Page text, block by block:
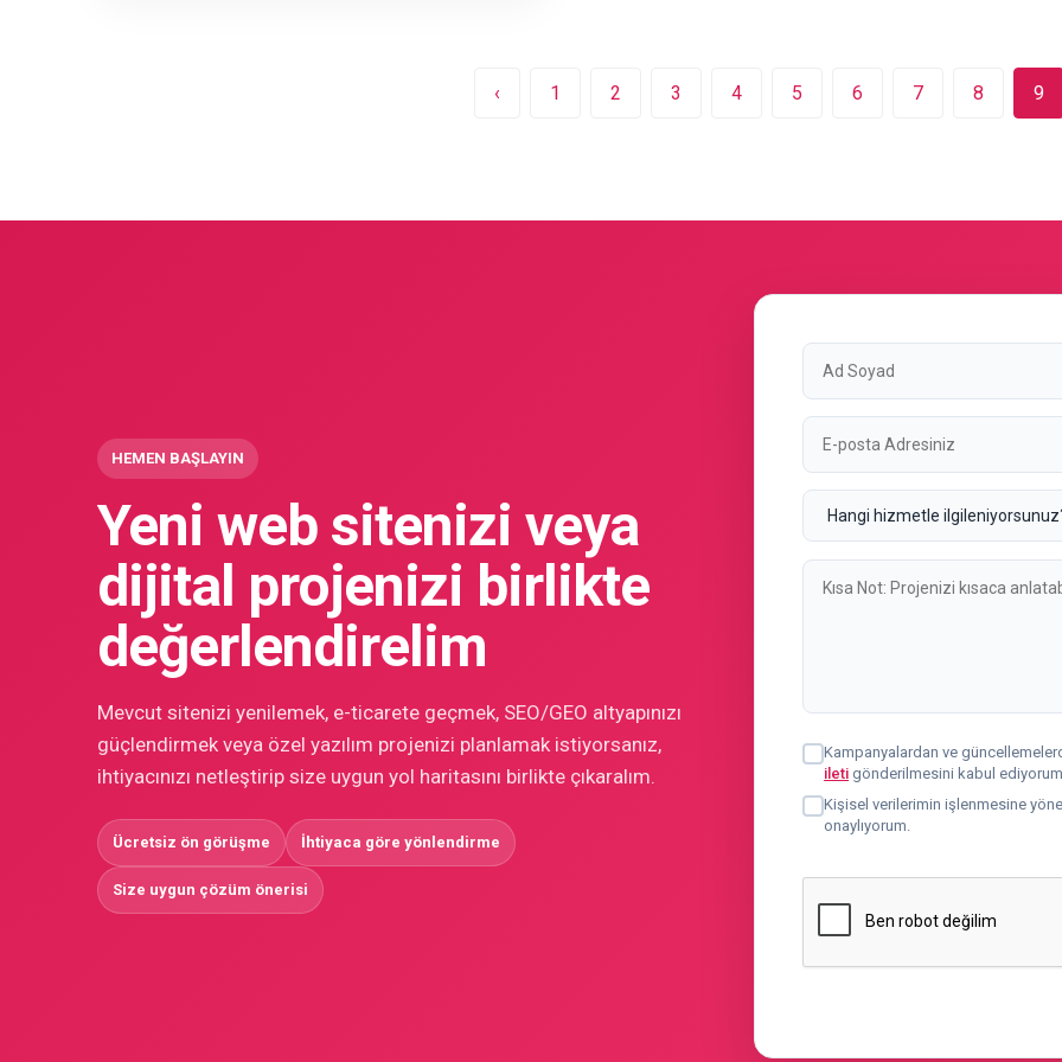
‹ 1 2 3 4 5 6 7 8 9
HEMEN BAŞLAYIN
Yeni web sitenizi veya
dijital projenizi birlikte
değerlendirelim
Mevcut sitenizi yenilemek, e-ticarete geçmek, SEO/GEO altyapınızı
güçlendirmek veya özel yazılım projenizi planlamak istiyorsanız,
ihtiyacınızı netleştirip size uygun yol haritasını birlikte çıkaralım.
Ücretsiz ön görüşme İhtiyaca göre yönlendirme
Size uygun çözüm önerisi
Kampanyalardan ve
ileti gönderilmesini kabul
Kişisel verilerimin işlenmesine
onaylıyorum.